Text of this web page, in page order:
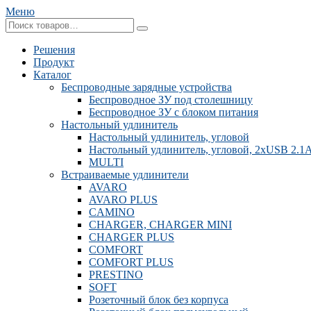
Меню
Решения
Продукт
Каталог
Беспроводные зарядные устройства
Беспроводное ЗУ под столешницу
Беспроводное ЗУ с блоком питания
Настольный удлинитель
Настольный удлинитель, угловой
Настольный удлинитель, угловой, 2xUSB
MULTI
Встраиваемые удлинители
AVARO
AVARO PLUS
CAMINO
CHARGER, CHARGER MINI
CHARGER PLUS
COMFORT
COMFORT PLUS
PRESTINO
SOFT
Розеточный блок без корпуса